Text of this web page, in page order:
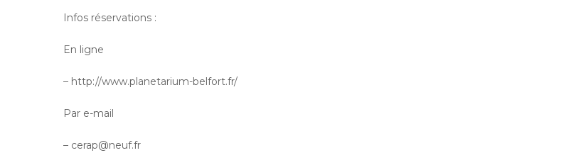
Infos réservations :
En ligne
– http://www.planetarium-belfort.fr/
Par e-mail
– cerap@neuf.fr